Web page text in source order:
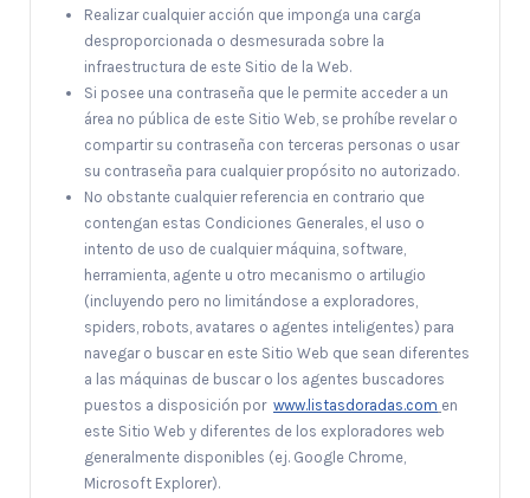
Realizar cualquier acción que imponga una carga
desproporcionada o desmesurada sobre la
infraestructura de este Sitio de la Web.
Si posee una contraseña que le permite acceder a un
área no pública de este Sitio Web, se prohíbe revelar o
compartir su contraseña con terceras personas o usar
su contraseña para cualquier propósito no autorizado.
No obstante cualquier referencia en contrario que
contengan estas Condiciones Generales, el uso o
intento de uso de cualquier máquina, software,
herramienta, agente u otro mecanismo o artilugio
(incluyendo pero no limitándose a exploradores,
spiders, robots, avatares o agentes inteligentes) para
navegar o buscar en este Sitio Web que sean diferentes
a las máquinas de buscar o los agentes buscadores
puestos a disposición por www.listasdoradas.com en
este Sitio Web y diferentes de los exploradores web
generalmente disponibles (ej. Google Chrome,
Microsoft Explorer).